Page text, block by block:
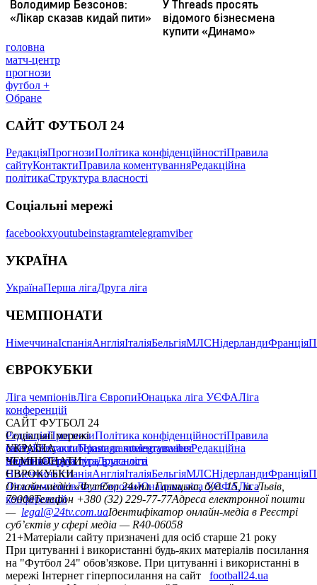
головна
матч-центр
прогнози
футбол +
Обране
САЙТ ФУТБОЛ 24
РедакціяПрогнозиПолітика конфіденційностіПравила
сайтуКонтактиПравила коментуванняРедакційна
політикаСтруктура власності
Соціальні мережі
facebookxyoutubeinstagramtelegramviber
УКРАЇНА
УкраїнаПерша лігаДруга ліга
ЧЕМПІОНАТИ
НімеччинаІспаніяАнгліяІталіяБельгіяМЛСНідерландиФранція
ЄВРОКУБКИ
Ліга чемпіонівЛіга ЄвропиЮнацька ліга УЄФАЛіга
конференцій
САЙТ ФУТБОЛ 24
РедакціяПрогнозиПолітика конфіденційностіПравила
сайтуКонтактиПравила коментуванняРедакційна
політикаСтруктура власності
Соціальні мережі
facebookxyoutubeinstagramtelegramviber
УКРАЇНА
УкраїнаПерша лігаДруга ліга
ЧЕМПІОНАТИ
НімеччинаІспаніяАнгліяІталіяБельгіяМЛСНідерландиФранція
ЄВРОКУБКИ
Ліга чемпіонівЛіга ЄвропиЮнацька ліга УЄФАЛіга
конференцій
Онлайн-медіа «Футбол 24»пл. Галицька, буд. 15, м. Львів,
79008Телефон +380 (32) 229-77-77Адреса електронної пошти
— legal@24tv.com.uaІдентифікатор онлайн-медіа в Реєстрі
суб’єктів у сфері медіа — R40-06058
21+Матеріали сайту призначені для осіб старше 21 року
При цитуванні і використанні будь-яких матеріалів посилання
на "Футбол 24" обов'язкове. При цитуванні і використанні в
мережі Інтернет гіперпосилання на сайт
football24.ua